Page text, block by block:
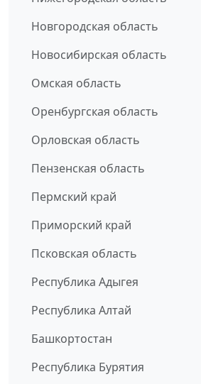
Новгородская область
Новосибирская область
Омская область
Оренбургская область
Орловская область
Пензенская область
Пермский край
Приморский край
Псковская область
Республика Адыгея
Республика Алтай
Башкортостан
Республика Бурятия